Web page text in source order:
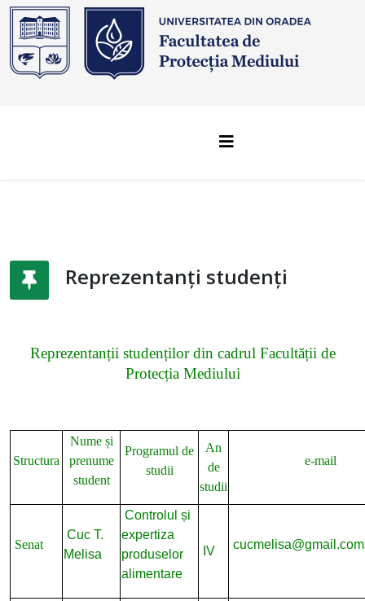
Reprezentanți studenți
Reprezentanții studenților din cadrul Facultății de
Protecția Mediului
Structura
Nume și
prenume
student
Programul de
studii
An
de
studii
e-mail
Senat
Cuc T.
Melisa
Controlul și
expertiza
produselor
alimentare
IV cucmelisa@gmail.com